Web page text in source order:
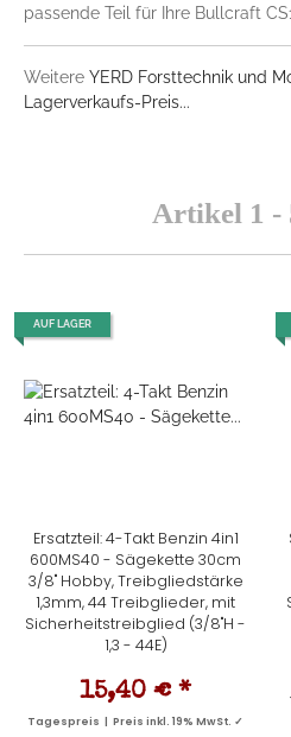
passende Teil für Ihre Bullcraft
Weitere YERD Forsttechnik und
Lagerverkaufs-Preis...
Artikel 1 -
AUF LAGER
Ersatzteil: 4-Takt Benzin 4in1
600MS40 - Sägekette 30cm
3/8" Hobby, Treibgliedstärke
1,3mm, 44 Treibglieder, mit
Sicherheitstreibglied (3/8"H -
1,3 - 44E)
15,40 € *
Tagespreis | Preis inkl. 19% MwSt. ✓